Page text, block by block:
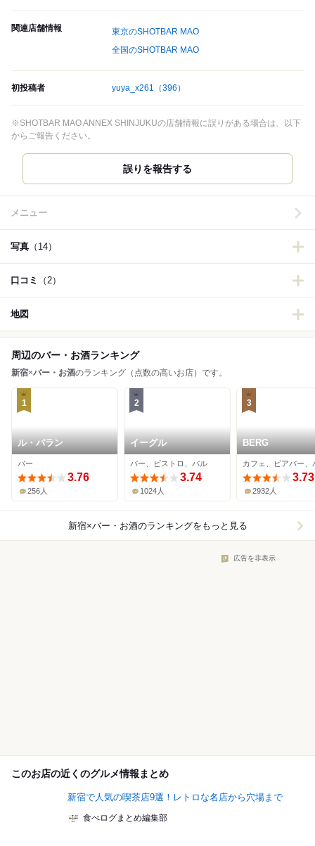
関連店舗情報
東京のSHOTBAR MAO
全国のSHOTBAR MAO
初投稿者 yuya_x261 （396）
※SHOTBAR MAO ANNEX SHINJUKUの店舗情報に誤りがある場合は、以下
からご報告ください。
誤りを報告する
メニュー
写真 （14）
口コミ （2）
地図
周辺のバー・お酒ランキング
新宿×バー・お酒のランキング（点数の高いお店）です。
1
ル・パラン
バー
3.76
256人
2
イーグル
バー、ビストロ、バル
3.74
1024人
3
BERG
カフェ、ビアバー、
3.73
2932人
新宿×バー・お酒のランキングをもっと見る
広告を非表示
このお店の近くのグルメ情報まとめ
新宿で人気の喫茶店9選！レトロな名店から穴場まで
食べログまとめ編集部